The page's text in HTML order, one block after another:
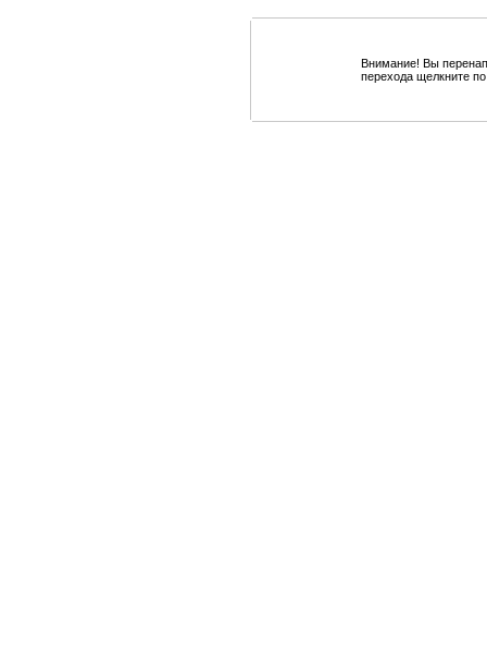
Внимание! Вы
перехода щелкните